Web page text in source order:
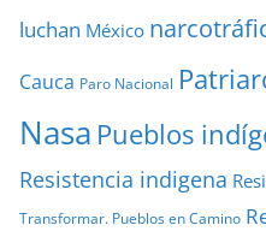
luchan México
Cauca Paro Nacional
Nasa Pueblos
Resistencia indigena
Transformar. Pueblos en Camino